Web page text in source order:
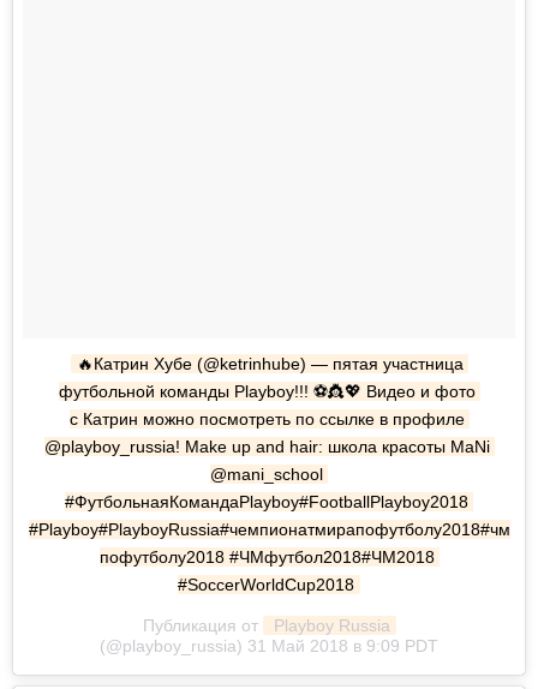
🔥Катрин Хубе (@ketrinhube) — пятая участница
футбольной команды Playboy!!! ⚽👸💖 Видео и фото
с Катрин можно посмотреть по ссылке в профиле
@playboy_russia! Make up and hair: школа красоты MaNi
@mani_school
#ФутбольнаяКомандаPlayboy#FootballPlayboy2018
#Playboy#PlayboyRussia#чемпионатмирапофутболу2018#чм
пофутболу2018 #ЧМфутбол2018#ЧМ2018
#SoccerWorldCup2018
Публикация от
Playboy Russia
(@playboy_russia) 31 Май 2018 в 9:09 PDT